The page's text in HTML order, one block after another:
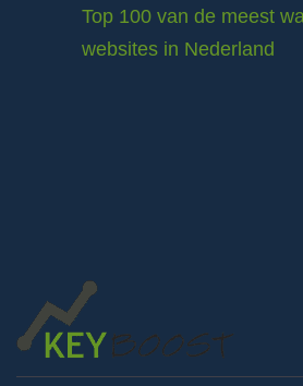
Top 100 van de meest
websites in Nederland